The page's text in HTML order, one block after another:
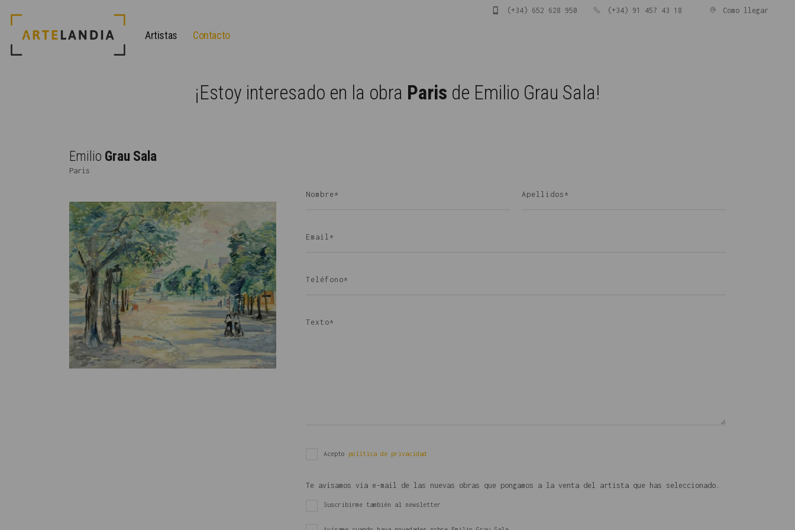
(+34) 652 628 950 (+34) 91 457 43 18 Como llegar
Artistas Contacto
¡Estoy interesado en la obra Paris de Emilio Grau Sala!
Emilio Grau Sala
Paris
Acepto política de privacidad
Te avisamos via e-mail de las nuevas obras que pongamos a la venta del artista que has seleccionado.
Suscribirme también al newsletter